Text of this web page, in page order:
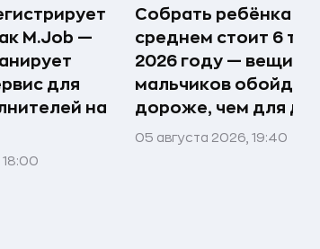
M.Job —
для
на
18:00
Собрать ребёнка в
среднем стоит 6
2026 году — вещи
мальчиков
дороже, чем для
05 августа 2026, 19:40